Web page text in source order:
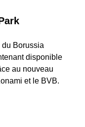
du Borussia
disponible
au nouveau
et le BVB.